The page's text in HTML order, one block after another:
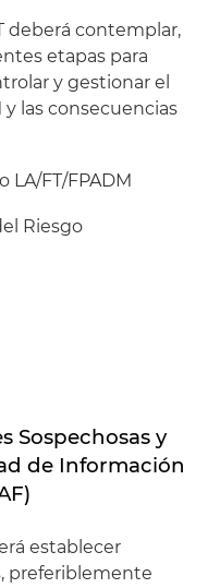
deberá contemplar,
etapas para
y gestionar el
y las consecuencias
LA/FT/FPADM
Riesgo
Sospechosas y
de Información
establecer
preferiblemente